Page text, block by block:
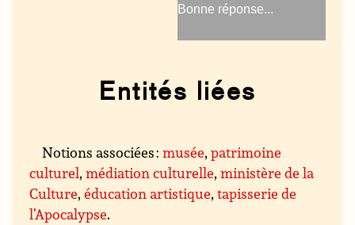
La soprano interprète son
Entités liées
Notions associées :musée,patrimoine
culturel,médiation culturelle,ministère de la
Culture,éducation artistique,tapisserie de
l’Apocalypse.